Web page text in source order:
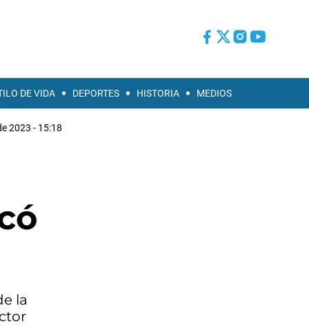
DE VIDA DEPORTES HISTORIA MEDIOS
2023 - 15:18
la